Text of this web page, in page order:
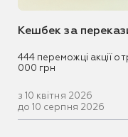
Кешбек за
444 переможці акції
000 грн
з 10 квітня 2026
до 10 серпня 2026